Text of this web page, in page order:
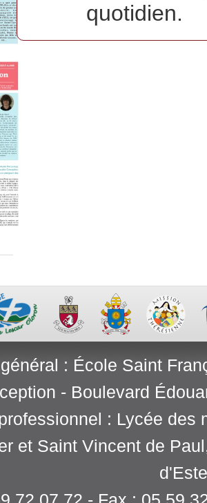
quotidien.
: École Saint
- Boulevard
: Lycée des
et Saint Vincent de